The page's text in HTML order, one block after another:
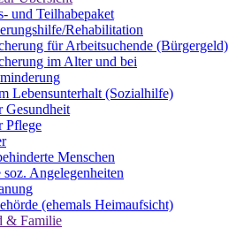
und Teilhabepaket
Rehabilitation
für Arbeitsuchende (Bürgergeld)
im Alter und bei
Lebensunterhalt (Sozialhilfe)
Gesundheit
Pflege
Menschen
soz. Angelegenheiten
(ehemals Heimaufsicht)
& Familie